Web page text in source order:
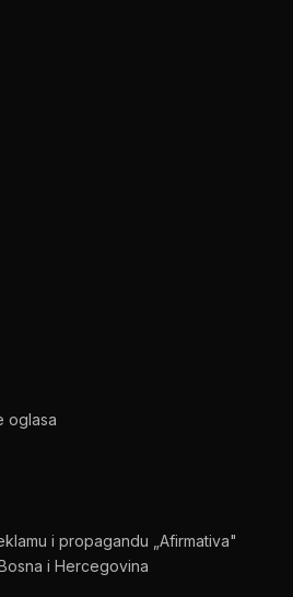
oglasa
i propagandu „Afirmativa"
i Hercegovina